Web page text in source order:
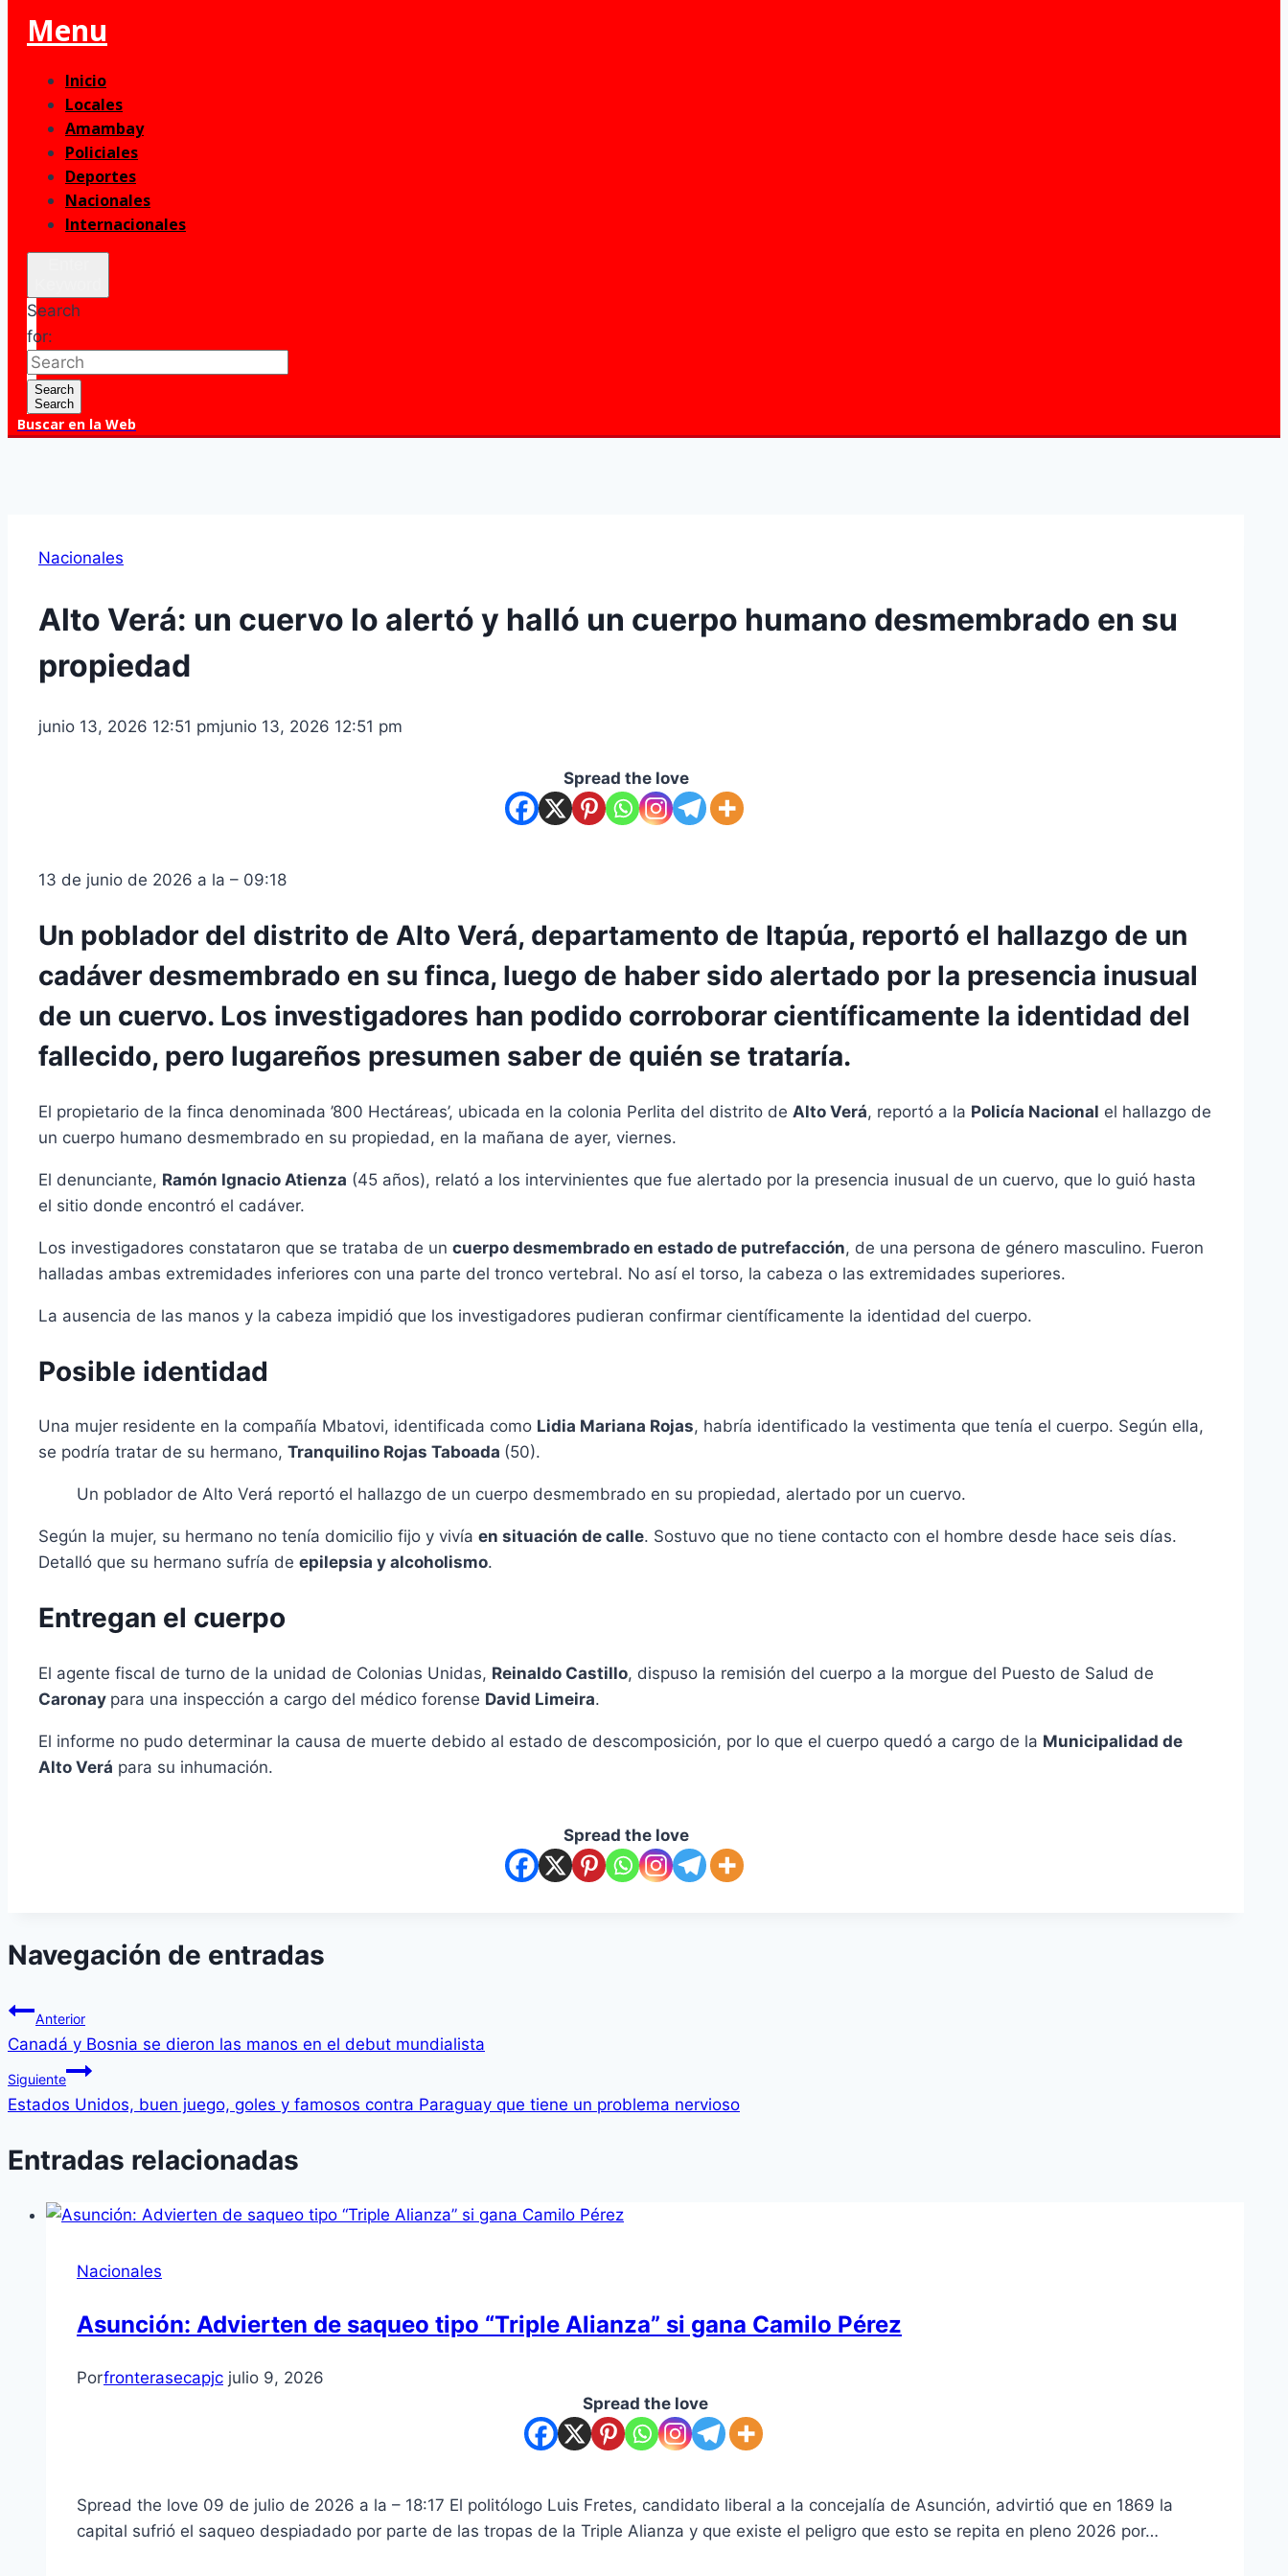
Menu
Inicio
Locales
Amambay
Policiales
Deportes
Nacionales
Internacionales
Search
for:
Search
Search
Buscar en la Web
Nacionales
Alto Verá: un cuervo lo alertó y halló un cuerpo humano desmembrado en su
propiedad
junio 13, 2026 12:51 pmjunio 13, 2026 12:51 pm
Spread the love
13 de junio de 2026 a la – 09:18
Un poblador del distrito de Alto Verá, departamento de Itapúa, reportó el hallazgo de un
cadáver desmembrado en su finca, luego de haber sido alertado por la presencia inusual
de un cuervo. Los investigadores han podido corroborar científicamente la identidad del
fallecido, pero lugareños presumen saber de quién se trataría.
El propietario de la finca denominada ’800 Hectáreas’, ubicada en la colonia Perlita del distrito de Alto Verá, reportó a la Policía Nacional el hallazgo de
un cuerpo humano desmembrado en su propiedad, en la mañana de ayer, viernes.
El denunciante, Ramón Ignacio Atienza (45 años), relató a los intervinientes que fue alertado por la presencia inusual de un cuervo, que lo guió hasta
el sitio donde encontró el cadáver.
Los investigadores constataron que se trataba de un cuerpo desmembrado en estado de putrefacción, de una persona de género masculino. Fueron
halladas ambas extremidades inferiores con una parte del tronco vertebral. No así el torso, la cabeza o las extremidades superiores.
La ausencia de las manos y la cabeza impidió que los investigadores pudieran confirmar científicamente la identidad del cuerpo.
Posible identidad
Una mujer residente en la compañía Mbatovi, identificada como Lidia Mariana Rojas, habría identificado la vestimenta que tenía el cuerpo. Según ella,
se podría tratar de su hermano, Tranquilino Rojas Taboada (50).
Un poblador de Alto Verá reportó el hallazgo de un cuerpo desmembrado en su propiedad, alertado por un cuervo.
Según la mujer, su hermano no tenía domicilio fijo y vivía en situación de calle. Sostuvo que no tiene contacto con el hombre desde hace seis días.
Detalló que su hermano sufría de epilepsia y alcoholismo.
Entregan el cuerpo
El agente fiscal de turno de la unidad de Colonias Unidas, Reinaldo Castillo, dispuso la remisión del cuerpo a la morgue del Puesto de Salud de
Caronay para una inspección a cargo del médico forense David Limeira.
El informe no pudo determinar la causa de muerte debido al estado de descomposición, por lo que el cuerpo quedó a cargo de la Municipalidad de
Alto Verá para su inhumación.
Spread the love
Navegación de entradas
Anterior
Canadá y Bosnia se dieron las manos en el debut mundialista
Siguiente
Estados Unidos, buen juego, goles y famosos contra Paraguay que tiene un problema nervioso
Entradas relacionadas
Nacionales
Asunción: Advierten de saqueo tipo “Triple Alianza” si gana Camilo Pérez
Porfronterasecapjc julio 9, 2026
Spread the love
Spread the love 09 de julio de 2026 a la – 18:17 El politólogo Luis Fretes, candidato liberal a la concejalía de Asunción, advirtió que en 1869 la
capital sufrió el saqueo despiadado por parte de las tropas de la Triple Alianza y que existe el peligro que esto se repita en pleno 2026 por…